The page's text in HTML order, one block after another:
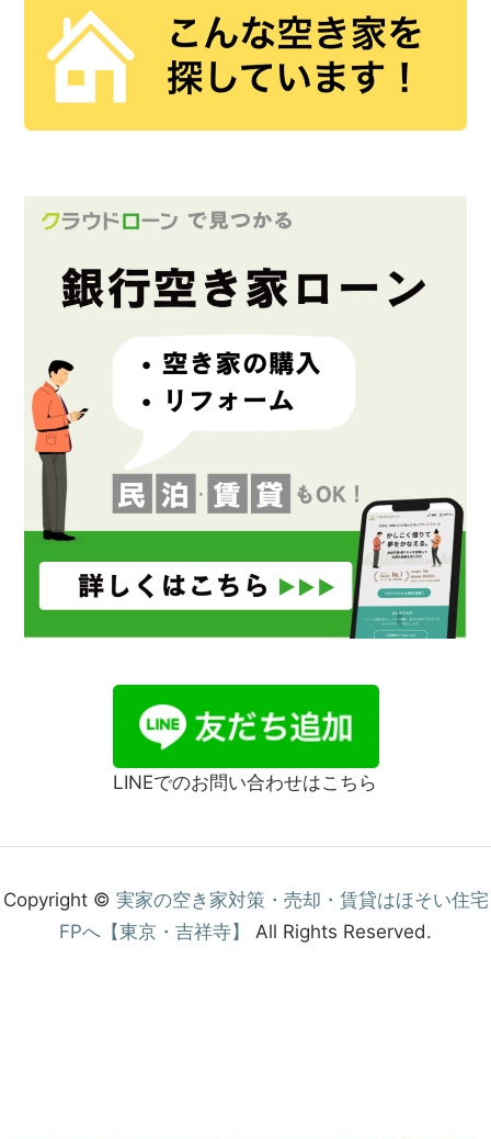
LINEでのお問い合わせはこちら
Copyright © 実家の空き家対策・売却・賃貸はほそい住宅
FPへ【東京・吉祥寺】
All Rights Reserved.